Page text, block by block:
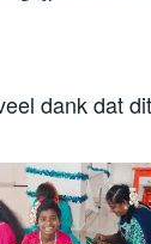
dank dat